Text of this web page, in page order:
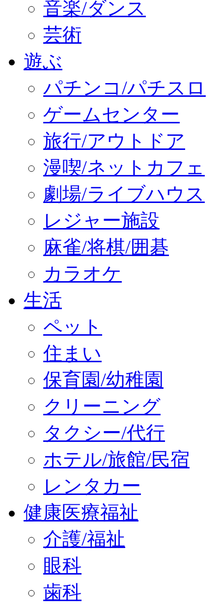
音楽/ダンス
芸術
遊ぶ
パチンコ/パチスロ
ゲームセンター
旅行/アウトドア
漫喫/ネットカフェ
劇場/ライブハウス
レジャー施設
麻雀/将棋/囲碁
カラオケ
生活
ペット
住まい
保育園/幼稚園
クリーニング
タクシー/代行
ホテル/旅館/民宿
レンタカー
健康医療福祉
介護/福祉
眼科
歯科